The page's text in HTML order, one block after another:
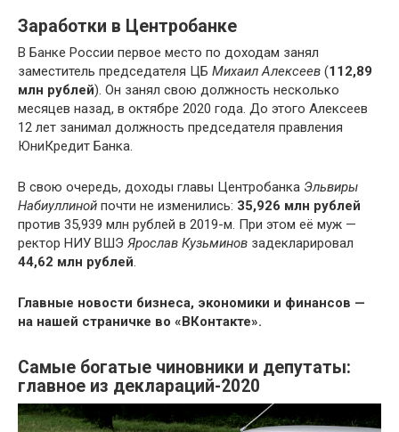
Заработки в Центробанке
В Банке России первое место по доходам занял
заместитель председателя ЦБ Михаил Алексеев (112,89
млн рублей). Он занял свою должность несколько
месяцев назад, в октябре 2020 года. До этого Алексеев
12 лет занимал должность председателя правления
ЮниКредит Банка.
В свою очередь, доходы главы Центробанка Эльвиры
Набиуллиной почти не изменились: 35,926 млн рублей
против 35,939 млн рублей в 2019-м. При этом её муж —
ректор НИУ ВШЭ Ярослав Кузьминов задекларировал
44,62 млн рублей.
Главные новости бизнеса, экономики и финансов —
на нашей страничке во «ВКонтакте».
Самые богатые чиновники и депутаты:
главное из деклараций-2020